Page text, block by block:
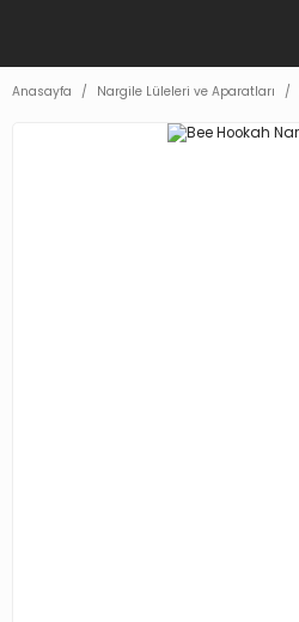
Anasayfa Nargile Lüleleri ve Aparatları